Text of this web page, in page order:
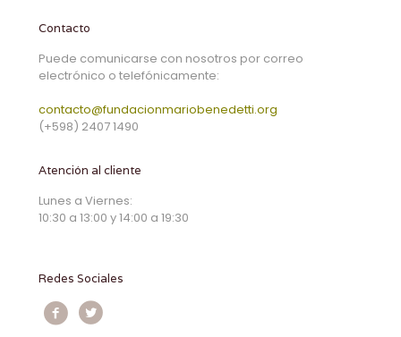
Contacto
Puede comunicarse con nosotros por correo
electrónico o telefónicamente:
contacto@fundacionmariobenedetti.org
(+598) 2407 1490
Atención al cliente
Lunes a Viernes:
10:30 a 13:00 y 14:00 a 19:30
Redes Sociales